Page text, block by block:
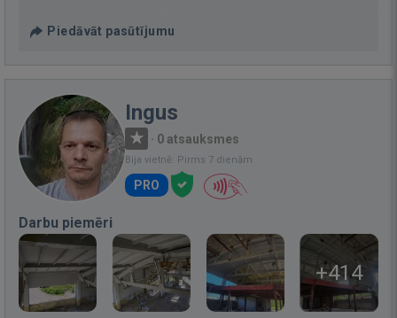
Piedāvāt pasūtījumu
Ingus
· 0 atsauksmes
Bija vietnē: Pirms 7 dienām
PRO
Darbu piemēri
+414